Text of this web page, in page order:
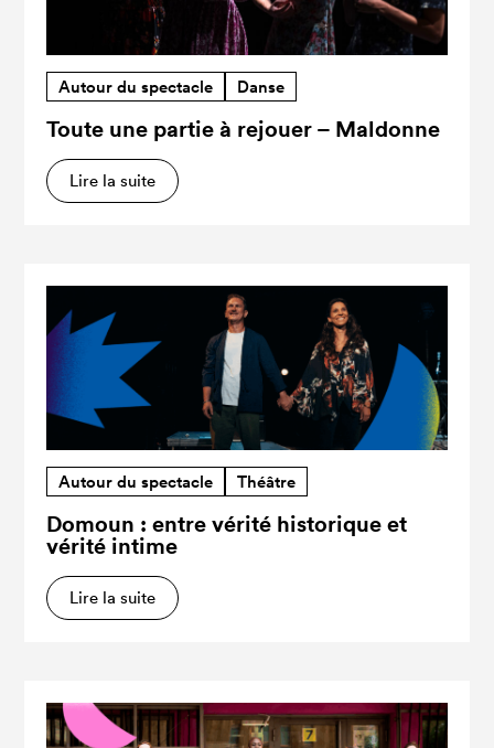
Autour du spectacle Danse
Toute une partie à rejouer – Maldonne
Lire la suite
Autour du spectacle Théâtre
Domoun : entre vérité historique et
vérité intime
Lire la suite